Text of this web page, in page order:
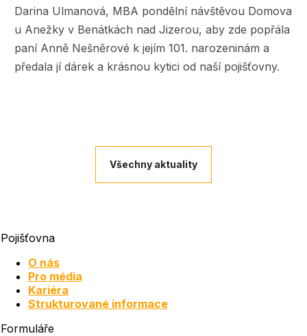
Darina Ulmanová, MBA pondělní návštěvou Domova
u Anežky v Benátkách nad Jizerou, aby zde popřála
paní Anně Nešněrové k jejím 101. narozeninám a
předala jí dárek a krásnou kytici od naší pojišťovny.
Všechny aktuality
Pojišťovna
O nás
Pro média
Kariéra
Strukturované informace
Formuláře